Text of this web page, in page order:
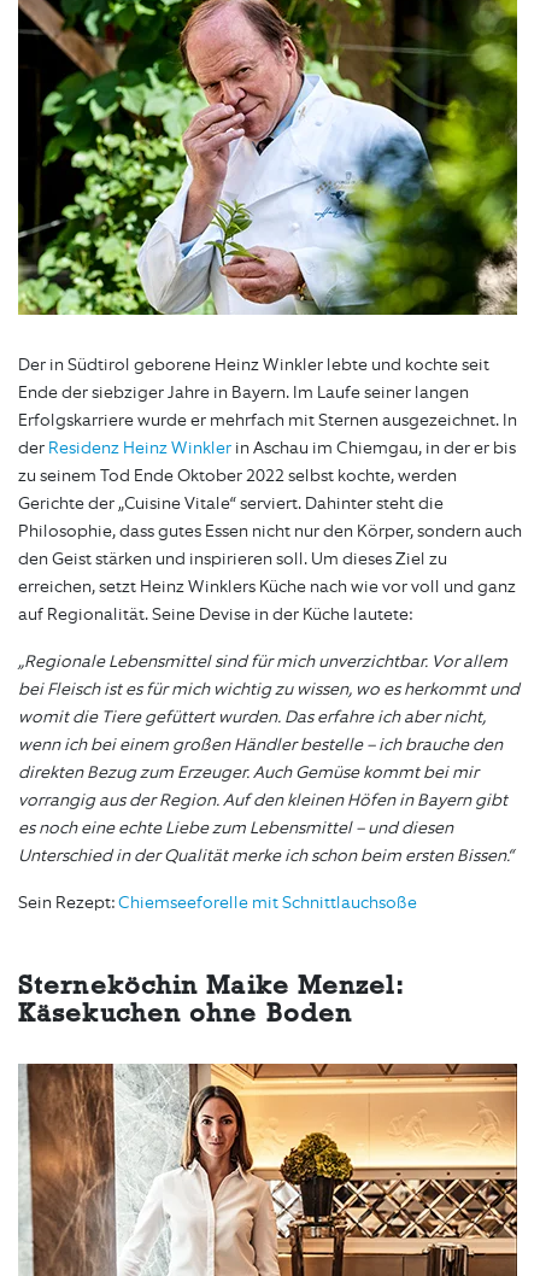
Der in Südtirol geborene Heinz Winkler lebte und kochte seit
Ende der siebziger Jahre in Bayern. Im Laufe seiner langen
Erfolgskarriere wurde er mehrfach mit Sternen ausgezeichnet. In
der Residenz Heinz Winkler in Aschau im Chiemgau, in der er bis
zu seinem Tod Ende Oktober 2022 selbst kochte, werden
Gerichte der „Cuisine Vitale“ serviert. Dahinter steht die
Philosophie, dass gutes Essen nicht nur den Körper, sondern auch
den Geist stärken und inspirieren soll. Um dieses Ziel zu
erreichen, setzt Heinz Winklers Küche nach wie vor voll und ganz
auf Regionalität. Seine Devise in der Küche lautete:
„Regionale Lebensmittel sind für mich unverzichtbar. Vor allem
bei Fleisch ist es für mich wichtig zu wissen, wo es herkommt und
womit die Tiere gefüttert wurden. Das erfahre ich aber nicht,
wenn ich bei einem großen Händler bestelle – ich brauche den
direkten Bezug zum Erzeuger. Auch Gemüse kommt bei mir
vorrangig aus der Region. Auf den kleinen Höfen in Bayern gibt
es noch eine echte Liebe zum Lebensmittel – und diesen
Unterschied in der Qualität merke ich schon beim ersten Bissen.“
Sein Rezept:Chiemseeforelle mit Schnittlauchsoße
Sterneköchin Maike Menzel:
Käsekuchen ohne Boden